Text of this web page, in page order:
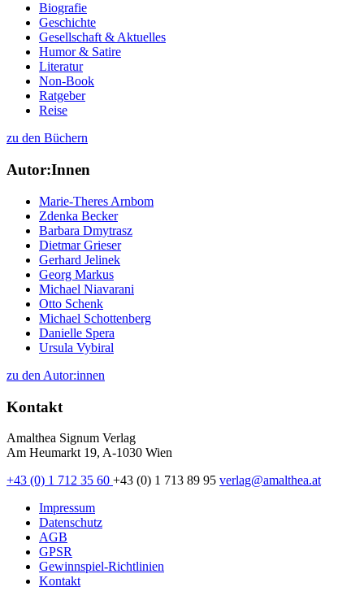
Biografie
Geschichte
Gesellschaft & Aktuelles
Humor & Satire
Literatur
Non-Book
Ratgeber
Reise
zu den Büchern
Autor:Innen
Marie-Theres Arnbom
Zdenka Becker
Barbara Dmytrasz
Dietmar Grieser
Gerhard Jelinek
Georg Markus
Michael Niavarani
Otto Schenk
Michael Schottenberg
Danielle Spera
Ursula Vybiral
zu den Autor:innen
Kontakt
Amalthea Signum Verlag
Am Heumarkt 19, A-1030 Wien
+43 (0) 1 712 35 60 +43 (0) 1 713 89 95 verlag@amalthea.at
Impressum
Datenschutz
AGB
GPSR
Gewinnspiel-Richtlinien
Kontakt